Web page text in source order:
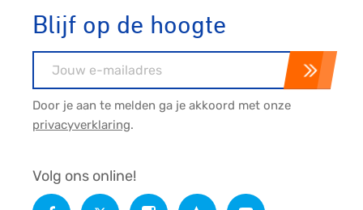
Blijf op de hoogte
Door je aan te melden ga je akkoord met onze
privacyverklaring.
Volg ons online!